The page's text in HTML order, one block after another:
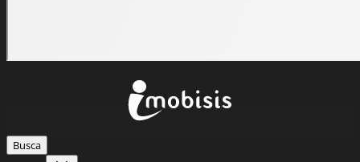
Busca